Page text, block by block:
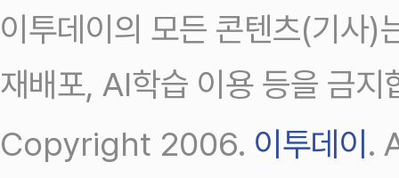
이투데이의 모든 콘텐츠(기사)
재배포, AI학습 이용 등을 금지
Copyright 2006. 이투데이 .